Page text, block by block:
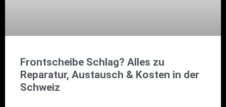
Frontscheibe Schlag? Alles zu
Reparatur, Austausch & Kosten in der
Schweiz